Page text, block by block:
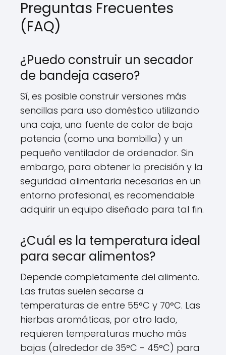
Preguntas Frecuentes
(FAQ)
¿Puedo construir un secador
de bandeja casero?
Sí, es posible construir versiones más
sencillas para uso doméstico utilizando
una caja, una fuente de calor de baja
potencia (como una bombilla) y un
pequeño ventilador de ordenador. Sin
embargo, para obtener la precisión y la
seguridad alimentaria necesarias en un
entorno profesional, es recomendable
adquirir un equipo diseñado para tal fin.
¿Cuál es la temperatura ideal
para secar alimentos?
Depende completamente del alimento.
Las frutas suelen secarse a
temperaturas de entre 55°C y 70°C. Las
hierbas aromáticas, por otro lado,
requieren temperaturas mucho más
bajas (alrededor de 35°C - 45°C) para